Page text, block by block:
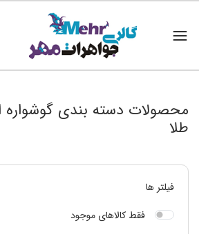
محصولات دسته بندی
طلا
فیلتر ها
فقط کالاهای موجود